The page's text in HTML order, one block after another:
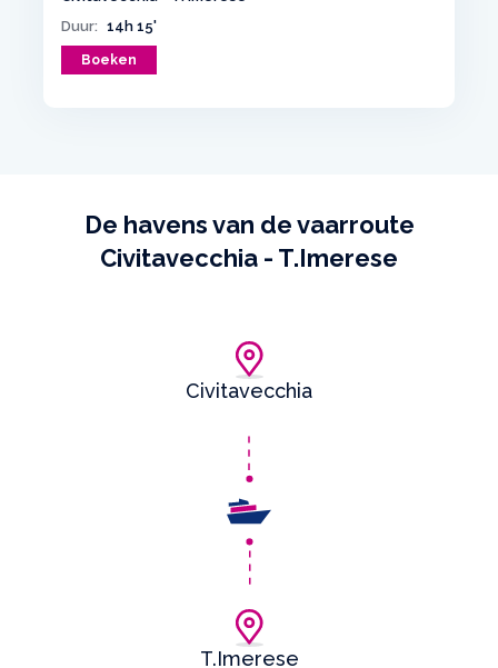
Duur: 14h 15'
Boeken
De havens van de vaarroute
Civitavecchia - T.Imerese
Civitavecchia
T.Imerese